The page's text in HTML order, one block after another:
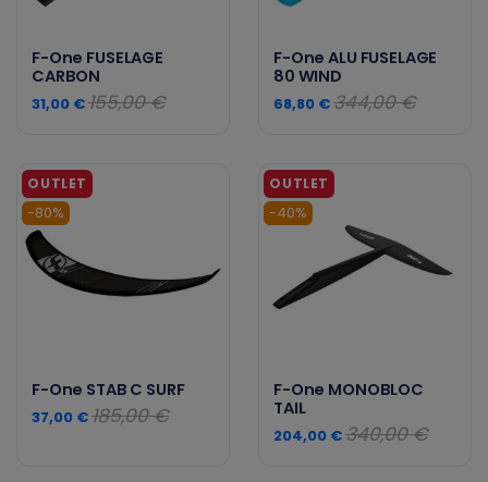
F-One FUSELAGE
CARBON
31,00 €155,00 €
F-One ALU FUSELAGE
80 WIND
68,80 €344,00 €
-80%
F-One STAB C SURF
37,00 €185,00 €
-40%
F-One MONOBLOC
TAIL
204,00 €340,00 €